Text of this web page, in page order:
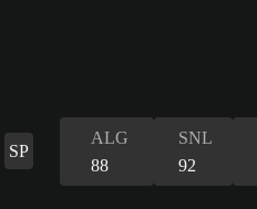
SP
ALG
88
SNL
92